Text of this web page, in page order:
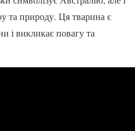
та природу. Ця тварина є
і викликає повагу та